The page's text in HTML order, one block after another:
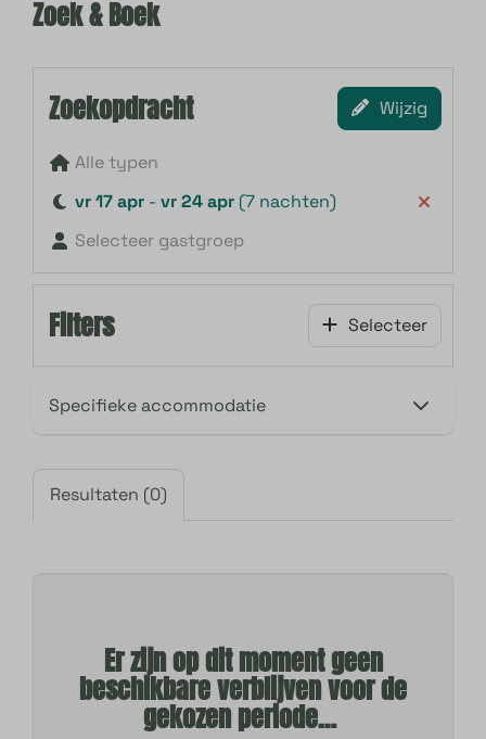
Zoek & Boek
Zoekopdracht Wijzig
Alle typen
vr 17 apr -vr 24 apr (7 nachten)
Selecteer gastgroep
Filters Selecteer
Resultaten (0)
Er zijn op dit moment geen
beschikbare verblijven voor de
gekozen periode…